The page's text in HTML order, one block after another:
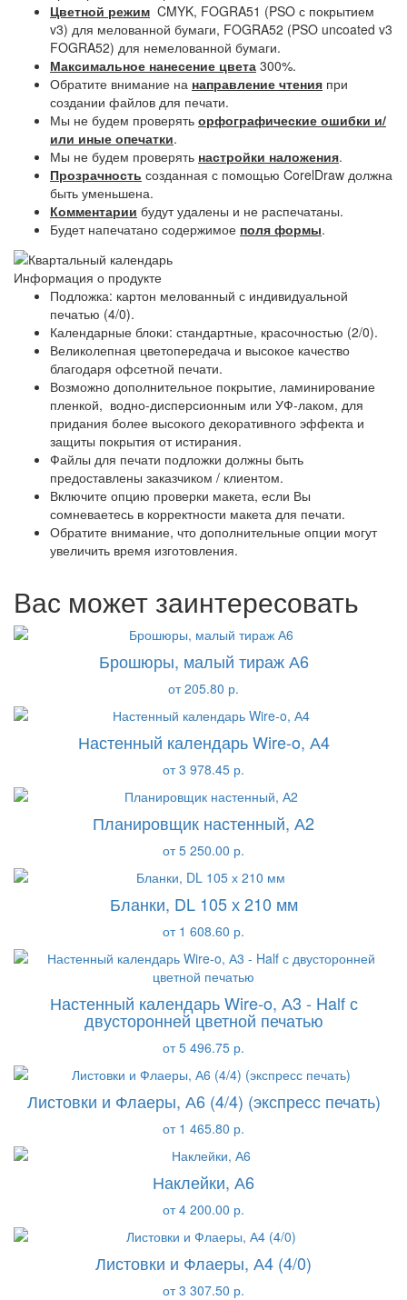
Цветной режим CMYK, FOGRA51 (PSO с покрытием
v3) для мелованной бумаги, FOGRA52 (PSO uncoated v3
FOGRA52) для немелованной бумаги.
Максимальное нанесение цвета 300%.
Обратите внимание на направление чтения при
создании файлов для печати.
Мы не будем проверять орфографические ошибки и/
или иные опечатки.
Мы не будем проверять настройки наложения.
Прозрачность созданная с помощью CorelDraw должна
быть уменьшена.
Комментарии будут удалены и не распечатаны.
Будет напечатано содержимое поля формы.
Информация о продукте
Подложка: картон мелованный с индивидуальной
печатью (4/0).
Календарные блоки: стандартные, красочностью (2/0).
Великолепная цветопередача и высокое качество
благодаря офсетной печати.
Возможно дополнительное покрытие, ламинирование
пленкой, водно-дисперсионным или УФ-лаком, для
придания более высокого декоративного эффекта и
защиты покрытия от истирания.
Файлы для печати подложки должны быть
предоставлены заказчиком / клиентом.
Включите опцию проверки макета, если Вы
сомневаетесь в корректности макета для печати.
Обратите внимание, что дополнительные опции могут
увеличить время изготовления.
Вас может заинтересовать
Брошюры, малый тираж А6
от 205.80 р.
Настенный календарь Wire-o, А4
от 3 978.45 р.
Планировщик настенный, А2
от 5 250.00 р.
Бланки, DL 105 х 210 мм
от 1 608.60 р.
Настенный календарь Wire-o, А3 - Half с
двусторонней цветной печатью
от 5 496.75 р.
Листовки и Флаеры, А6 (4/4) (экспресс печать)
от 1 465.80 р.
Наклейки, А6
от 4 200.00 р.
Листовки и Флаеры, А4 (4/0)
от 3 307.50 р.